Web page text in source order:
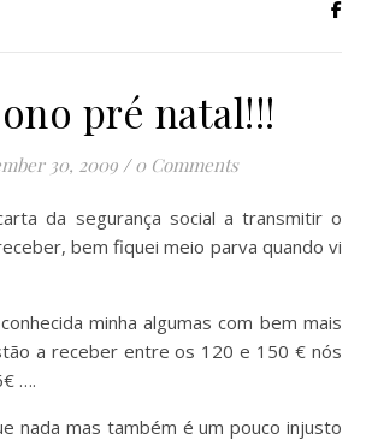
pré natal!!!
30, 2009 / 0 Comments
bem fiquei meio parva quando vi
minha algumas com bem mais
a receber entre os 120 e 150 € nós
….
nada mas também é um pouco injusto